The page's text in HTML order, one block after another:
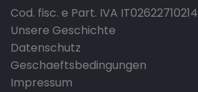
Cod. fisc. e Part. IVA IT02622710214
Unsere Geschichte
Datenschutz
Geschaeftsbedingungen
Impressum